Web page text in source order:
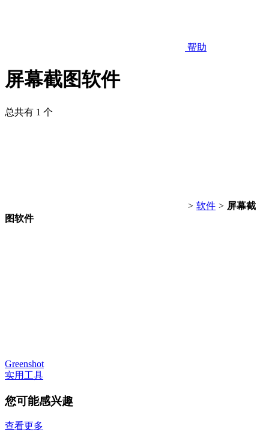
帮助
屏幕截图软件
总共有 1 个
> 软件 > 屏幕截
图软件
Greenshot
实用工具
您可能感兴趣
查看更多